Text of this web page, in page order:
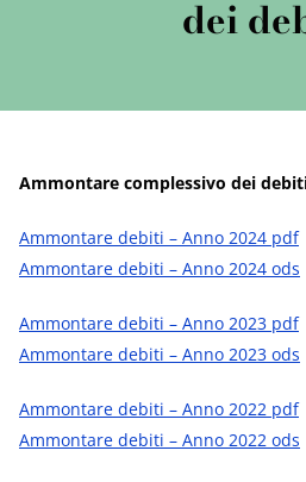
dei
Ammontare complessivo dei
Ammontare debiti – Anno 2024 pdf
Ammontare debiti – Anno 2024 ods
Ammontare debiti – Anno 2023 pdf
Ammontare debiti – Anno 2023 ods
Ammontare debiti – Anno 2022 pdf
Ammontare debiti – Anno 2022 ods